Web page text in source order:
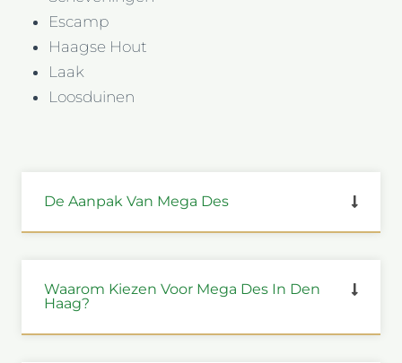
Escamp
Haagse Hout
Laak
Loosduinen
De Aanpak Van Mega Des
Waarom Kiezen Voor Mega Des In Den
Haag?